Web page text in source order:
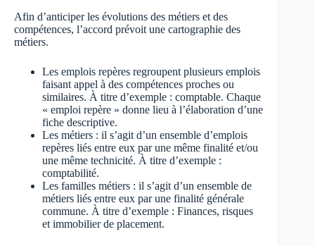
Afin d’anticiper les évolutions des métiers et des
compétences, l’accord prévoit une cartographie des
métiers.
Les emplois repères regroupent plusieurs emplois
faisant appel à des compétences proches ou
similaires. À titre d’exemple : comptable. Chaque
« emploi repère » donne lieu à l’élaboration d’une
fiche descriptive.
Les métiers : il s’agit d’un ensemble d’emplois
repères liés entre eux par une même finalité et/ou
une même technicité. À titre d’exemple :
comptabilité.
Les familles métiers : il s’agit d’un ensemble de
métiers liés entre eux par une finalité générale
commune. À titre d’exemple : Finances, risques
et immobilier de placement.